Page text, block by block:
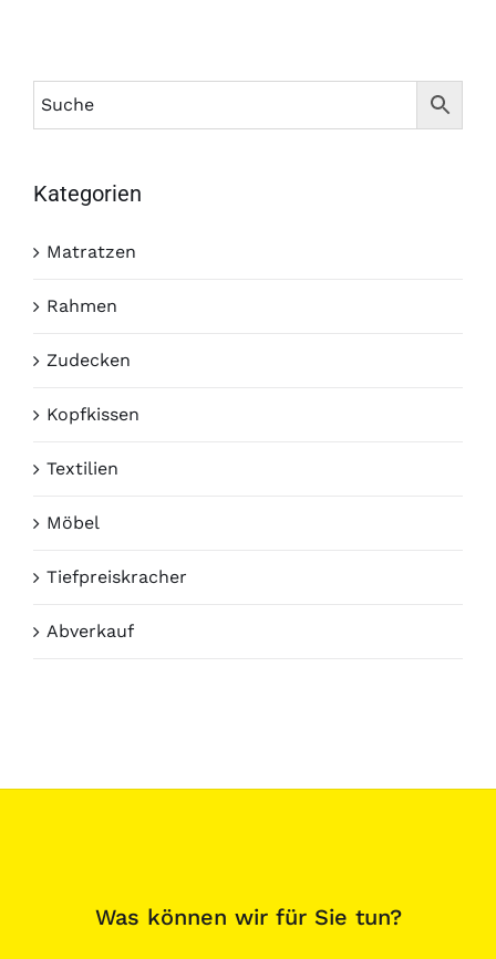
Kategorien
Matratzen
Rahmen
Zudecken
Kopfkissen
Textilien
Möbel
Tiefpreiskracher
Abverkauf
Was können wir für Sie tun?